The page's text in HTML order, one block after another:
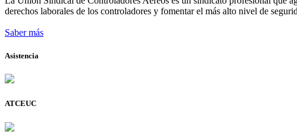
derechos laborales de los controladores y fomentar el más alto nivel de
Saber más
Asistencia
ATCEUC